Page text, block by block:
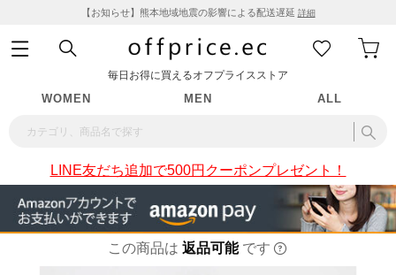
【お知らせ】熊本地域地震の影響による配送遅延 詳細
毎日お得に買えるオフプライスストア
WOMEN MEN ALL
LINE友だち追加で500円クーポンプレゼント！
この商品は 返品可能 です